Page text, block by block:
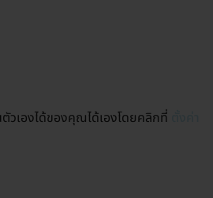
วเองได้ของคุณได้เองโดยคลิกที่